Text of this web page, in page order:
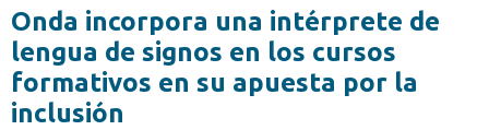
Onda incorpora una intérprete de
lengua de signos en los cursos
formativos en su apuesta por la
inclusión